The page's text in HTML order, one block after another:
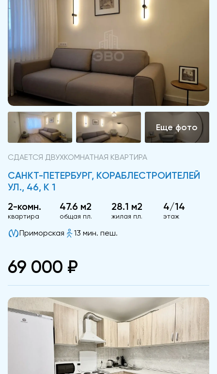
СДАЕТСЯ ДВУХКОМНАТНАЯ КВАРТИРА
САНКТ-ПЕТЕРБУРГ, КОРАБЛЕСТРОИТЕЛЕЙ
УЛ., 46, К 1
2-комн.
квартира
47.6 м2
общая пл.
28.1 м2
жилая пл.
4/14
этаж
Приморская 13 мин. пеш.
69 000 ₽